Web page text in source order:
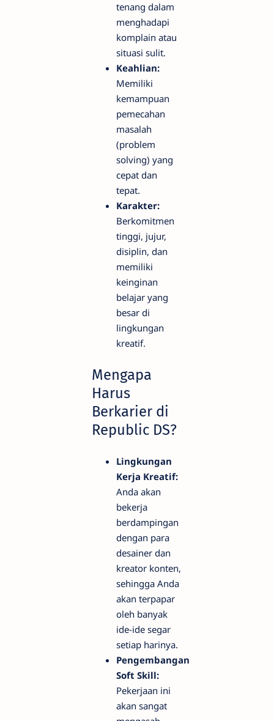
tenang dalam
menghadapi
komplain atau
situasi sulit.
Keahlian:
Memiliki
kemampuan
pemecahan
masalah
(problem
solving) yang
cepat dan
tepat.
Karakter:
Berkomitmen
tinggi, jujur,
disiplin, dan
memiliki
keinginan
belajar yang
besar di
lingkungan
kreatif.
Mengapa
Harus
Berkarier di
Republic DS?
Lingkungan
Kerja Kreatif:
Anda akan
bekerja
berdampingan
dengan para
desainer dan
kreator konten,
sehingga Anda
akan terpapar
oleh banyak
ide-ide segar
setiap harinya.
Pengembangan
Soft Skill:
Pekerjaan ini
akan sangat